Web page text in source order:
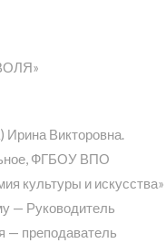
Ирина Викторовна.
ФГБОУ ВПО
культуры и искусства»
— Руководитель
— преподаватель